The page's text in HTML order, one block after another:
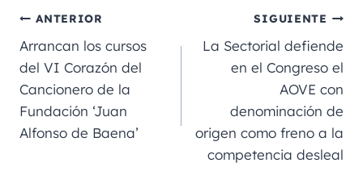
e
b
o
o
k
l
m n
A
p
a
rt
ir
ANTERIOR
Arrancan los cursos
del VI Corazón del
Cancionero de la
Fundación ‘Juan
Alfonso de Baena’
SIGUIENTE
La Sectorial defiende
en el Congreso el
AOVE con
denominación de
origen como freno a la
competencia desleal